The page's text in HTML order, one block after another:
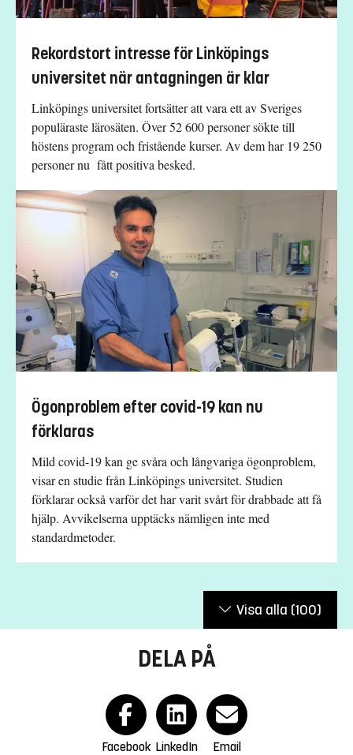
Rekordstort intresse för Linköpings
universitet när antagningen är klar
Linköpings universitet fortsätter att vara ett av Sveriges
populäraste lärosäten. Över 52 600 personer sökte till
höstens program och fristående kurser. Av dem har 19 250
personer nu fått positiva besked.
Ögonproblem efter covid-19 kan nu
förklaras
Mild covid-19 kan ge svåra och långvariga ögonproblem,
visar en studie från Linköpings universitet. Studien
förklarar också varför det har varit svårt för drabbade att få
hjälp. Avvikelserna upptäcks nämligen inte med
standardmetoder.
Visa alla (100)
DELA PÅ
Facebook LinkedIn Email